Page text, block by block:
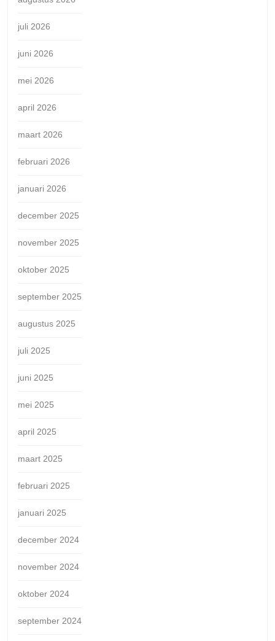
juli 2026
juni 2026
mei 2026
april 2026
maart 2026
februari 2026
januari 2026
december 2025
november 2025
oktober 2025
september 2025
augustus 2025
juli 2025
juni 2025
mei 2025
april 2025
maart 2025
februari 2025
januari 2025
december 2024
november 2024
oktober 2024
september 2024